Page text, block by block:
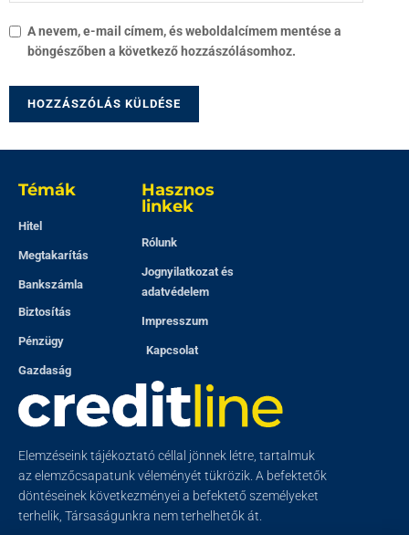
A nevem, e-mail címem, és weboldalcímem mentése a
böngészőben a következő hozzászólásomhoz.
Témák
Hitel
Megtakarítás
Bankszámla
Biztosítás
Pénzügy
Gazdaság
Hasznos
linkek
Rólunk
Jognyilatkozat és
adatvédelem
Impresszum
Kapcsolat
Elemzéseink tájékoztató céllal jönnek létre, tartalmuk
az elemzőcsapatunk véleményét tükrözik. A befektetők
döntéseinek következményei a befektető személyeket
terhelik, Társaságunkra nem terhelhetők át.